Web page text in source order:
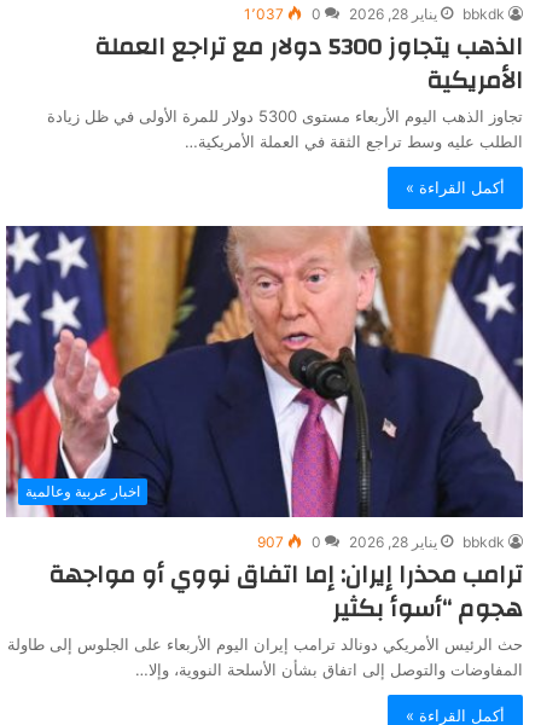
bbkdk يناير 28, 2026 0 1٬037
الذهب يتجاوز 5300 دولار مع تراجع العملة
الأمريكية
تجاوز الذهب اليوم الأربعاء مستوى 5300 دولار للمرة الأولى في ظل زيادة
الطلب عليه وسط تراجع الثقة في العملة الأمريكية…
أكمل القراءة »
اخبار عربية وعالمية
bbkdk يناير 28, 2026 0
907
ترامب محذرا إيران: إما اتفاق نووي أو مواجهة
هجوم “أسوأ بكثير
حث الرئيس الأمريكي دونالد ترامب إيران اليوم الأربعاء على الجلوس إلى طاولة
المفاوضات والتوصل إلى اتفاق بشأن الأسلحة النووية، وإلا…
أكمل القراءة »